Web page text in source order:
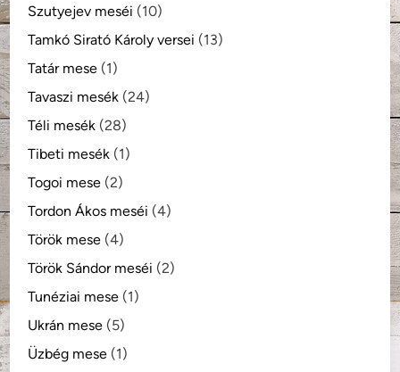
Szutyejev meséi (10)
Tamkó Sirató Károly versei (13)
Tatár mese (1)
Tavaszi mesék (24)
Téli mesék (28)
Tibeti mesék (1)
Togoi mese (2)
Tordon Ákos meséi (4)
Török mese (4)
Török Sándor meséi (2)
Tunéziai mese (1)
Ukrán mese (5)
Üzbég mese (1)